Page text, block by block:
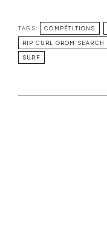
TAGS: COMPÉTITIONS
RIP CURL GROM SEARCH
SURF